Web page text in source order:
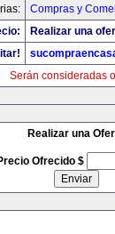
Compras y
Realizar una
Serán consideradas
Realizar una
Ofrecido $